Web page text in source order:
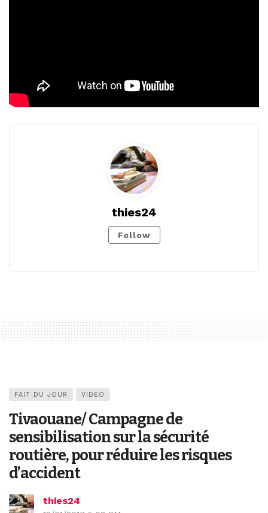
thies24
Follow
FAIT DU JOUR VIDEO
Tivaouane/ Campagne de
sensibilisation sur la sécurité
routière, pour réduire les risques
d’accident
thies24